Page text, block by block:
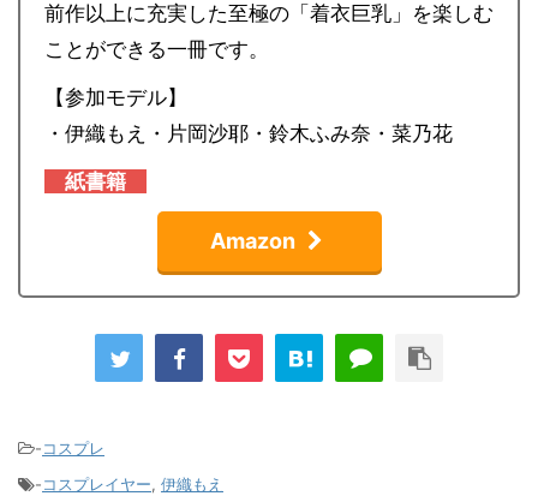
前作以上に充実した至極の「着衣巨乳」を楽しむ
ことができる一冊です。
【参加モデル】
・伊織もえ・片岡沙耶・鈴木ふみ奈・菜乃花
紙書籍
Amazon
-コスプレ
-コスプレイヤー, 伊織もえ